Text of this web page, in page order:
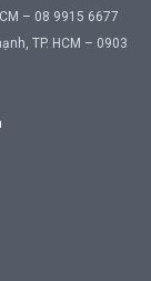
– 08 9915 6677
TP. HCM – 0903